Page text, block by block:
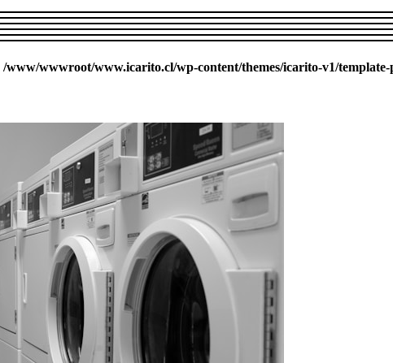
/www/wwwroot/www.icarito.cl/wp-content/themes/icarito-v1/